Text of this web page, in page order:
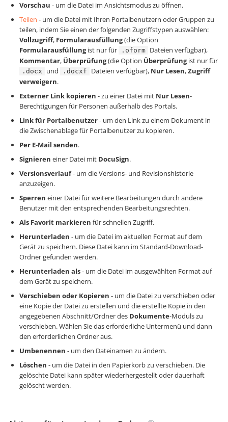
Vorschau - um die Datei im Ansichtsmodus zu öffnen.
Teilen - um die Datei mit Ihren Portalbenutzern oder Gruppen zu
teilen, indem Sie einen der folgenden Zugriffstypen auswählen:
Vollzugriff, Formularausfüllung(die Option
Formularausfüllungist nur für .oform Dateien verfügbar),
Kommentar, Überprüfung(die Option Überprüfungist nur für
.docx und .docxf Dateien verfügbar), Nur Lesen,Zugriff
verweigern.
Externer Link kopieren - zu einer Datei mit Nur Lesen-
Berechtigungen für Personen außerhalb des Portals.
Link für Portalbenutzer- um den Link zu einem Dokument in
die Zwischenablage für Portalbenutzer zu kopieren.
Per E-Mail senden.
Signieren einer Datei mit DocuSign.
Versionsverlauf- um die Versions- und Revisionshistorie
anzuzeigen.
Sperren einer Datei für weitere Bearbeitungen durch andere
Benutzer mit den entsprechenden Bearbeitungsrechten.
Als Favorit markieren für schnellen Zugriff.
Herunterladen - um die Datei im aktuellen Format auf dem
Gerät zu speichern. Diese Datei kann im Standard-Download-
Ordner gefunden werden.
Herunterladen als- um die Datei im ausgewählten Format auf
dem Gerät zu speichern.
Verschieben oder Kopieren - um die Datei zu verschieben oder
eine Kopie der Datei zu erstellen und die erstellte Kopie in den
angegebenen Abschnitt/Ordner des Dokumente-Moduls zu
verschieben. Wählen Sie das erforderliche Untermenü und dann
den erforderlichen Ordner aus.
Umbenennen - um den Dateinamen zu ändern.
Löschen - um die Datei in den Papierkorb zu verschieben. Die
gelöschte Datei kann später wiederhergestellt oder dauerhaft
gelöscht werden.